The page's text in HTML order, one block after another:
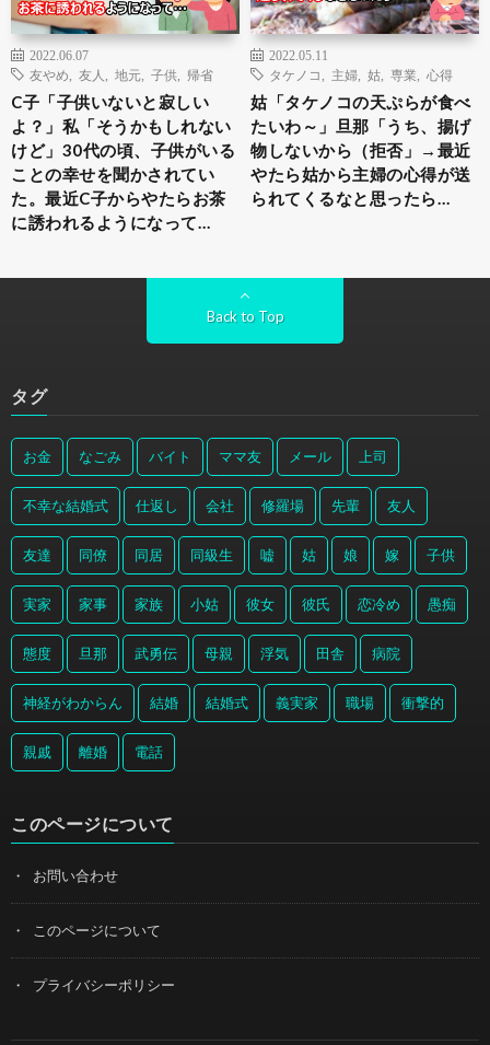
2022.06.07
友やめ
友人 地元 子供 帰省
C子「子供いないと寂しい
よ？」私「そうかもしれない
けど」30代の頃、子供がいる
ことの幸せを聞かされてい
た。最近C子からやたらお茶
に誘われるようになって…
2022.05.11
タケノコ
主婦 姑 専業 心得
姑「タケノコの天ぷらが食べ
たいわ～」旦那「うち、揚げ
物しないから（拒否」→最近
やたら姑から主婦の心得が送
られてくるなと思ったら…
Back to Top
タグ
お金 なごみ バイト ママ友 メール 上司
不幸な結婚式 仕返し 会社 修羅場 先輩 友人
友達 同僚 同居 同級生 嘘 姑 娘 嫁 子供
実家 家事 家族 小姑 彼女 彼氏 恋冷め 愚痴
態度 旦那 武勇伝 母親 浮気 田舎 病院
神経がわからん 結婚 結婚式 義実家 職場 衝撃的
親戚 離婚 電話
このページについて
お問い合わせ
このページについて
プライバシーポリシー